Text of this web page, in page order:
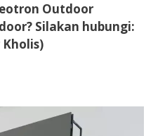
Outdoor
Silakan hubungi: